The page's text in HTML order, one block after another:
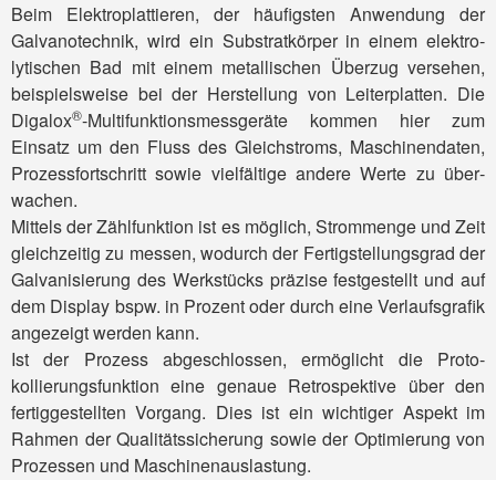
Beim Elektro­plattieren, der häufigsten Anwen­dung der
Galvano­technik, wird ein Substrat­körper in einem elektro­
lytischen Bad mit einem metallischen Über­zug versehen,
beispiels­weise bei der Her­stellung von Leiter­platten. Die
Digalox®-Multifunktions­messgeräte kommen hier zum
Einsatz um den Fluss des Gleich­stroms, Maschinen­daten,
Prozess­fortschritt sowie viel­fältige andere Werte zu über­
wachen.
Mittels der Zähl­funktion ist es möglich, Strom­menge und Zeit
gleich­zeitig zu messen, wodurch der Fertig­stellungs­grad der
Galvani­sierung des Werk­stücks präzise fest­gestellt und auf
dem Display bspw. in Prozent oder durch eine Verlaufsgrafik
angezeigt werden kann.
Ist der Prozess abgeschlossen, ermöglicht die Proto­
kollierungs­funktion eine genaue Retro­spektive über den
fertig­gestellten Vorgang. Dies ist ein wichtiger Aspekt im
Rahmen der Qualitätssicherung sowie der Optimierung von
Prozessen und Maschinenauslastung.